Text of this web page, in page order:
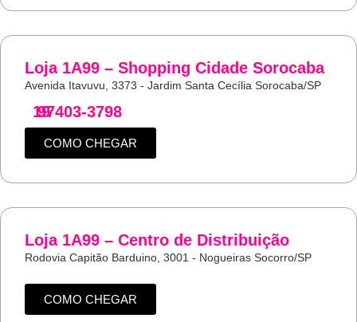
Loja 1A99 – Shopping Cidade Sorocaba
Avenida Itavuvu, 3373 - Jardim Santa Cecília Sorocaba/SP
19
97403-3798
COMO CHEGAR
Loja 1A99 – Centro de Distribuição
Rodovia Capitão Barduino, 3001 - Nogueiras Socorro/SP
COMO CHEGAR